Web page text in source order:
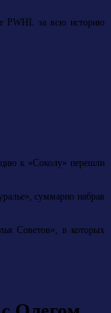
PWHL за всю историю
к «Соколу» перешли
суммарно набрав
Советов», в которых